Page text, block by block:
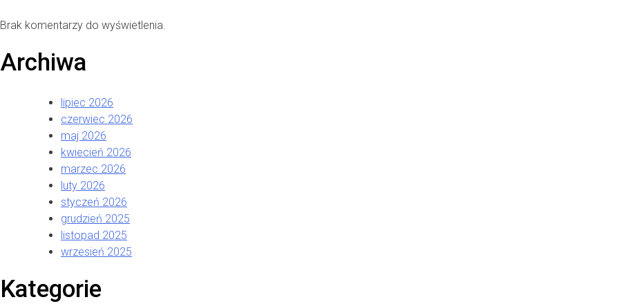
Brak komentarzy do wyświetlenia.
Archiwa
lipiec 2026
czerwiec 2026
maj 2026
kwiecień 2026
marzec 2026
luty 2026
styczeń 2026
grudzień 2025
listopad 2025
wrzesień 2025
Kategorie